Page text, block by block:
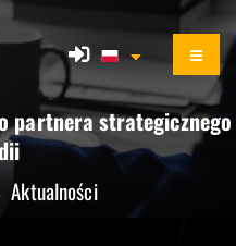
partnera strategicznego
Aktualności